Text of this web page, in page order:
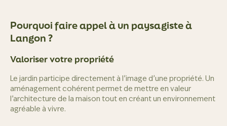
Pourquoi faire appel à un paysagiste à
Langon ?
Valoriser votre propriété
Le jardin participe directement à l’image d’une propriété. Un
aménagement cohérent permet de mettre en valeur
l’architecture de la maison tout en créant un environnement
agréable à vivre.